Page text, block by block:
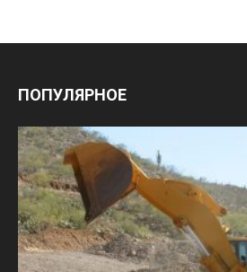
ПОПУЛЯРНОЕ